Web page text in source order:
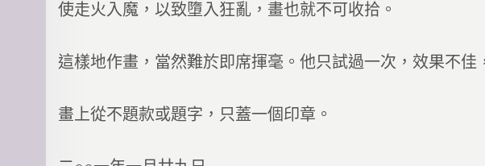
使走火入魔，以致墮入狂亂，畫也就不可收拾。
這樣地作畫，當然難於即席揮毫。他只試過一次，效果不佳
畫上從不題款或題字，只蓋一個印章。